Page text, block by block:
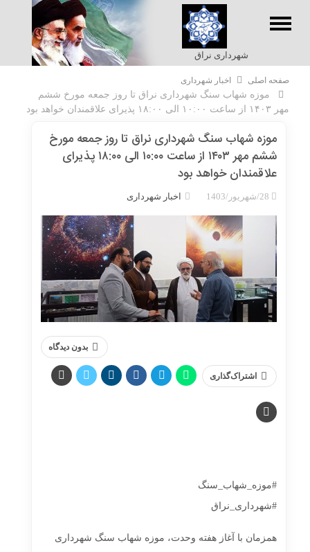
شهرداری نراق
عوارض
صفحه اصلی اخبار شهرداری
موزه شهاب سنگ شهرداری نراق تا روز جمعه مورخ ششم
مهر ۱۴۰۳ از ساعت ۱۰:۰۰ الی ۱۸:۰۰ پذیرای علاقمندان خواهد بود
موزه شهاب سنگ شهرداری نراق تا روز جمعه مورخ
ششم مهر ۱۴۰۳ از ساعت ۱۰:۰۰ الی ۱۸:۰۰ پذیرای
علاقمندان خواهد بود
اخبار شهرداری
بدون دیدگاه
اشتراک‌گذاری
#موزه_شهاب_سنگ
#شهرداری_نراق
همزمان با آغاز هفته وحدت، موزه شهاب سنگ شهرداری